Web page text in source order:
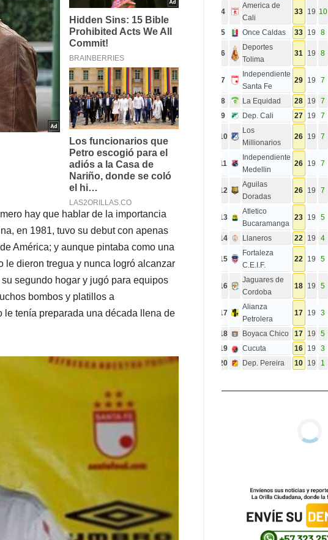
hay que hablar de la importancia
en 1981, tuvo su debut con apenas
América; y aunque pintaba como una
le dieron tregua y nunca logró alcanzar
segundo hogar y jugó para equipos
bombos y platillos a
le tenía preparada una década llena de
4
America de
Cali
33 19 10
5 Once Caldas 33 19 8
6
Deportes
Tolima
31 19 8
7
Independiente
Santa Fe
29 19 7
8 La Equidad 28 19 7
9
Dep. Cali 27 19 7
10
Los
Millionarios
26 19 7
11
Independiente
Medellin
26 19 7
12
Aguilas
Doradas
26 19 7
13
Atletico
Bucaramanga
23 19 5
14 Llaneros 22 19 4
15
Fortaleza
C.E.I.F.
22 19 5
16
Jaguares de
Cordoba
18 19 5
17
Alianza
Petrolera
17 19 3
18 Boyaca Chico 17 19 5
19
Cucuta 16 19 3
20
Dep. Pereira 10 19 1